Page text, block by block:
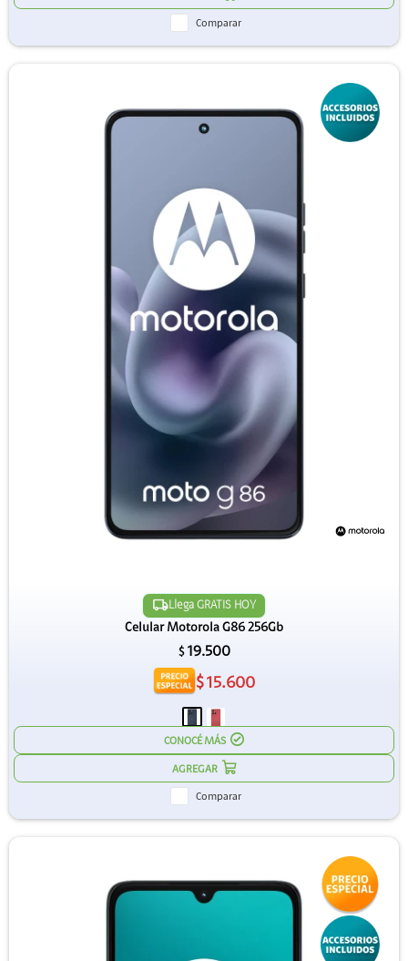
Comparar
Llega GRATIS HOY
Celular Motorola G86 256Gb
$ 19.500
$15.600
CONOCÉ MÁS
Comparar